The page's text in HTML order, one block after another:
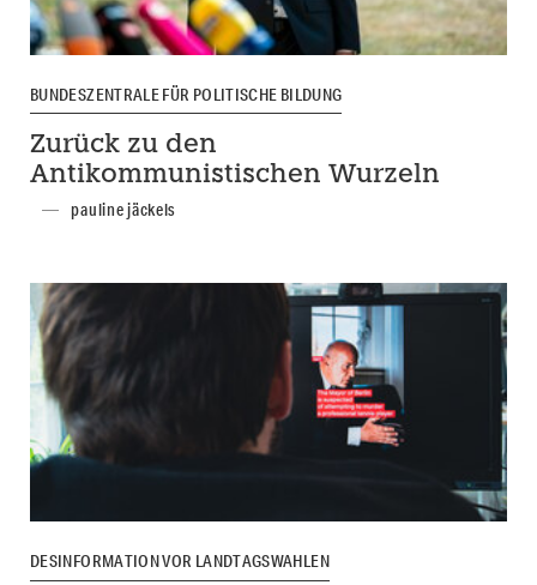
BUNDESZENTRALE FÜR POLITISCHE BILDUNG
Zurück zu den
Antikommunistischen Wurzeln
pauline jäckels
DESINFORMATION VOR LANDTAGSWAHLEN